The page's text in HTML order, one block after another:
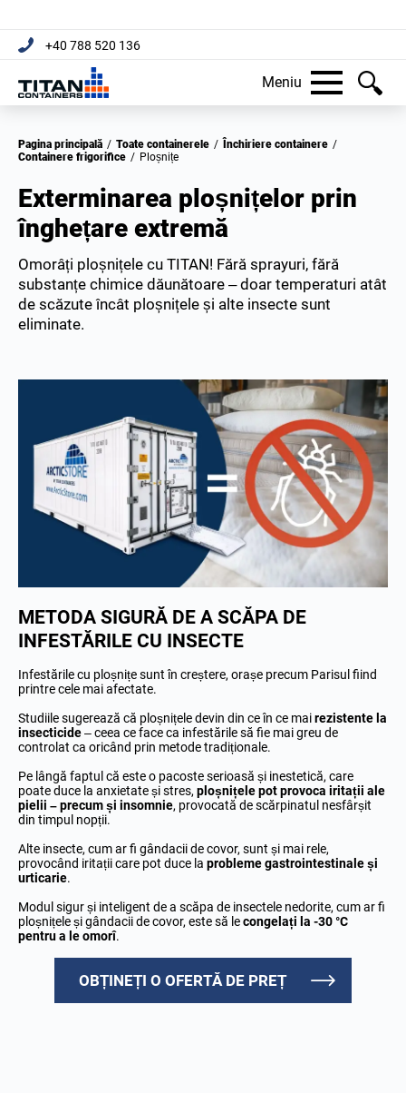
+40 788 520 136
Meniu
Pagina principală / Toate containerele / Închiriere containere /
Containere frigorifice / Ploșnițe
Exterminarea ploșnițelor prin
înghețare extremă
Omorâți ploșnițele cu TITAN! Fără sprayuri, fără
substanțe chimice dăunătoare – doar temperaturi atât
de scăzute încât ploșnițele și alte insecte sunt
eliminate.
METODA SIGURĂ DE A SCĂPA DE
INFESTĂRILE CU INSECTE
Infestările cu ploșnițe sunt în creștere, orașe precum Parisul fiind
printre cele mai afectate.
Studiile sugerează că ploșnițele devin din ce în ce mairezistente la
insecticide– ceea ce face ca infestările să fie mai greu de
controlat ca oricând prin metode tradiționale.
Pe lângă faptul că este o pacoste serioasă și inestetică, care
poate duce la anxietate și stres,ploșnițele pot provoca iritații ale
pielii – precum și insomnie, provocată de scărpinatul nesfârșit
din timpul nopții.
Alte insecte, cum ar fi gândacii de covor, sunt și mai rele,
provocând iritații care pot duce la probleme gastrointestinale și
urticarie.
Modul sigur și inteligent de a scăpa de insectele nedorite, cum ar fi
ploșnițele și gândacii de covor, este să lecongelați la -30 °C
pentru a le omorî.
OBȚINEȚI O OFERTĂ DE PREȚ